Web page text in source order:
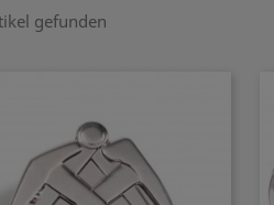
gefunden